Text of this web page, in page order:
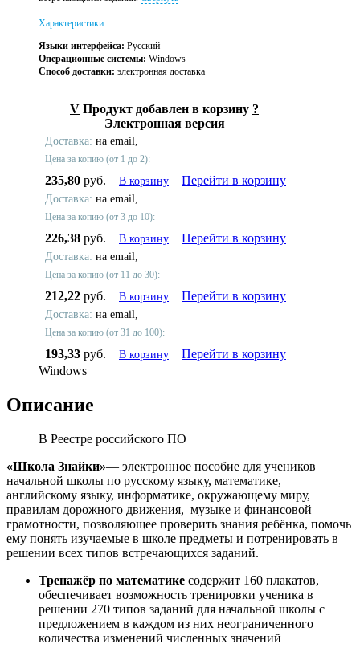
Характеристики
Языки интерфейса: Русский
Операционные системы: Windows
Способ доставки: электронная доставка
V Продукт добавлен в корзину ?
Электронная версия
Доставка: на email,
Цена за копию (от 1 до 2):
235,80 руб. В корзину Перейти в корзину
Доставка: на email,
Цена за копию (от 3 до 10):
226,38 руб. В корзину Перейти в корзину
Доставка: на email,
Цена за копию (от 11 до 30):
212,22 руб. В корзину Перейти в корзину
Доставка: на email,
Цена за копию (от 31 до 100):
193,33 руб. В корзину
Перейти в корзину
Windows
Описание
В Реестре российского ПО
«Школа Знайки»— электронное пособие для учеников
начальной школы по русскому языку, математике,
английскому языку, информатике, окружающему миру,
правилам дорожного движения, музыке и финансовой
грамотности, позволяющее проверить знания ребёнка, помочь
ему понять изучаемые в школе предметы и потренировать в
решении всех типов встречающихся заданий.
Тренажёр по математике содержит 160 плакатов,
обеспечивает возможность тренировки ученика в
решении 270 типов заданий для начальной школы с
предложением в каждом из них неограниченного
количества изменений численных значений